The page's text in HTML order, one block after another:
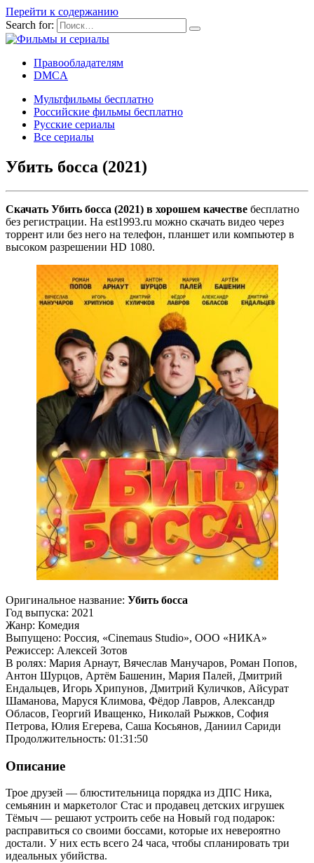
Перейти к содержанию
Search for:
Правообладателям
DMCA
Мультфильмы бесплатно
Российские фильмы бесплатно
Русские сериалы
Все сериалы
Убить босса (2021)
Скачать Убить босса (2021) в хорошем качестве бесплатно
без регистрации. На est1993.ru можно скачать видео через
торрент или без него на телефон, планшет или компьютер в
высоком разрешении HD 1080.
Оригинальное название: Убить босса
Год выпуска: 2021
Жанр: Комедия
Выпущено: Россия, «Cinemaus Studio», ООО «НИКА»
Режиссер: Алексей Зотов
В ролях: Мария Арнаут, Вячеслав Манучаров, Роман Попов,
Антон Шурцов, Артём Башенин, Мария Палей, Дмитрий
Ендальцев, Игорь Хрипунов, Дмитрий Куличков, Айсурат
Шаманова, Маруся Климова, Фёдор Лавров, Александр
Обласов, Георгий Иващенко, Николай Рыжков, София
Петрова, Юлия Егерева, Саша Косьянов, Даниил Сариди
Продолжительность: 01:31:50
Описание
Трое друзей — блюстительница порядка из ДПС Ника,
семьянин и маркетолог Стас и продавец детских игрушек
Тёмыч — решают устроить себе на Новый год подарок:
расправиться со своими боссами, которые их невероятно
достали. У них есть всего 24 часа, чтобы спланировать три
идеальных убийства.